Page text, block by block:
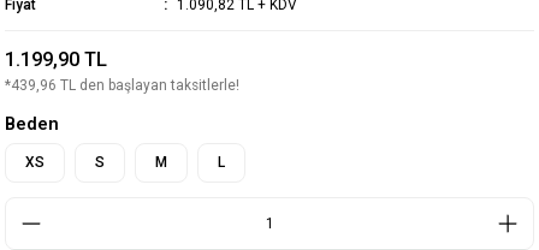
Fiyat
1.090,82 TL + KDV
1.199,90 TL
*439,96 TL den başlayan taksitlerle!
Beden
XS S M L